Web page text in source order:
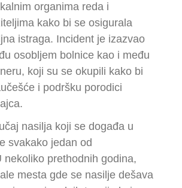
organima reda i
kako bi se osigurala
istraga. Incident je izazvao
osobljem bolnice kao i među
koji su se okupili kako bi
i podršku porodici
nasilja koji se događa u
svakako jedan od
nekoliko prethodnih godina,
mesta gde se nasilje dešava